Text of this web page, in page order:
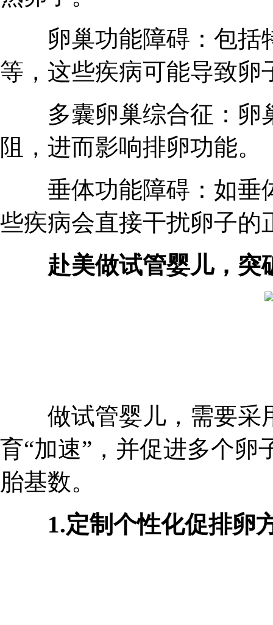
卵巢功能障碍：包括
等，这些疾病可能导致卵
多囊卵巢综合征：卵
阻，进而影响排卵功能。
垂体功能障碍：如垂
些疾病会直接干扰卵子的
赴美做试管婴儿，突
做试管婴儿，需要采
育“加速”，并促进多个卵
胎基数。
1.定制个性化促排卵